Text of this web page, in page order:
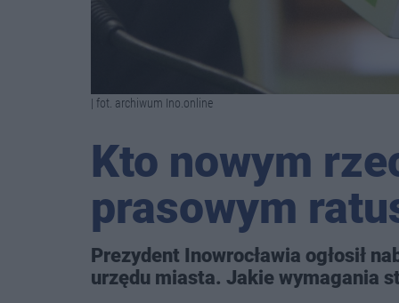
| fot. archiwum Ino.online
Kto nowym
prasowym
Prezydent Inowrocławia ogłosił
urzędu miasta. Jakie wymagania